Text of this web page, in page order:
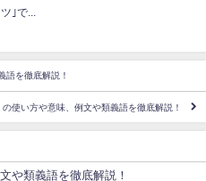
｣で...
語を徹底解説！
の使い方や意味、例文や類義語を徹底解説！
や類義語を徹底解説！